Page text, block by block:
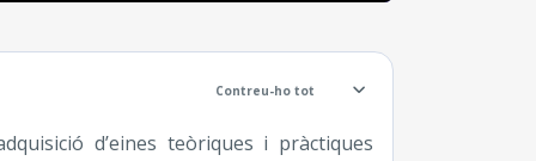
Contreu-ho tot
d’eines teòriques i pràctiques